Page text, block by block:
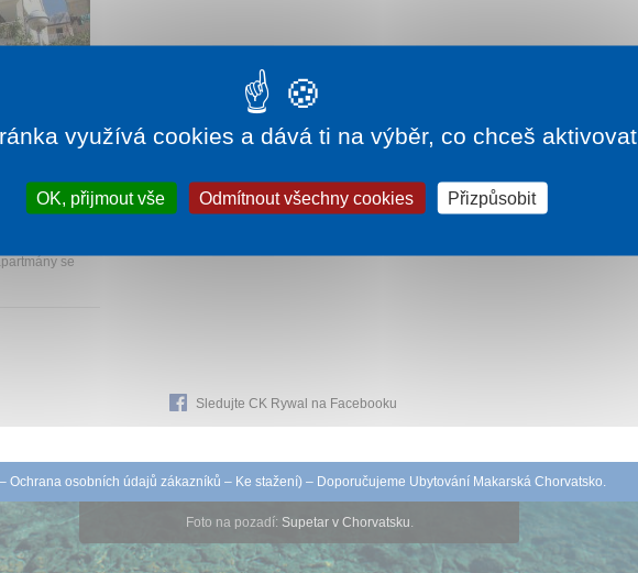
m od pláže a
se
Sledujte CK Rywal na Facebooku
– Ochrana osobních údajů zákazníků – Ke stažení) – Doporučujeme Ubytování Makarská Chorvatsko.
Foto na pozadí: Supetar v Chorvatsku.
využívá cookies a dává ti na výběr, co chceš aktivovat
OK, přijmout vše Odmítnout všechny cookies Přizpůsobit